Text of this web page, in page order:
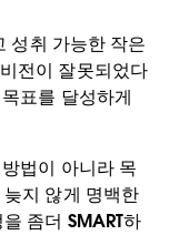
성취 가능한 작은
전이 잘못되었다
표를 달성하게
법이 아니라 목
지 않게 명백한
좀더 SMART하